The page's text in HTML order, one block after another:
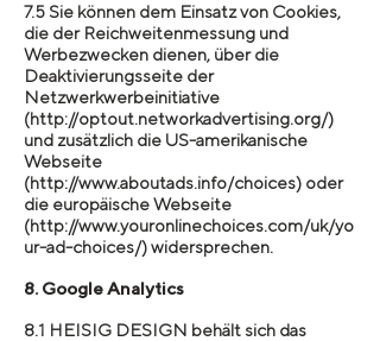
7.5 Sie können dem Einsatz von Cookies,
die der Reichweitenmessung und
Werbezwecken dienen, über die
Deaktivierungsseite der
Netzwerkwerbeinitiative
(http://optout.networkadvertising.org/)
und zusätzlich die US-amerikanische
Webseite
(http://www.aboutads.info/choices) oder
die europäische Webseite
(http://www.youronlinechoices.com/uk/yo
ur-ad-choices/) widersprechen.
8. Google Analytics
8.1 HEISIG DESIGN behält sich das